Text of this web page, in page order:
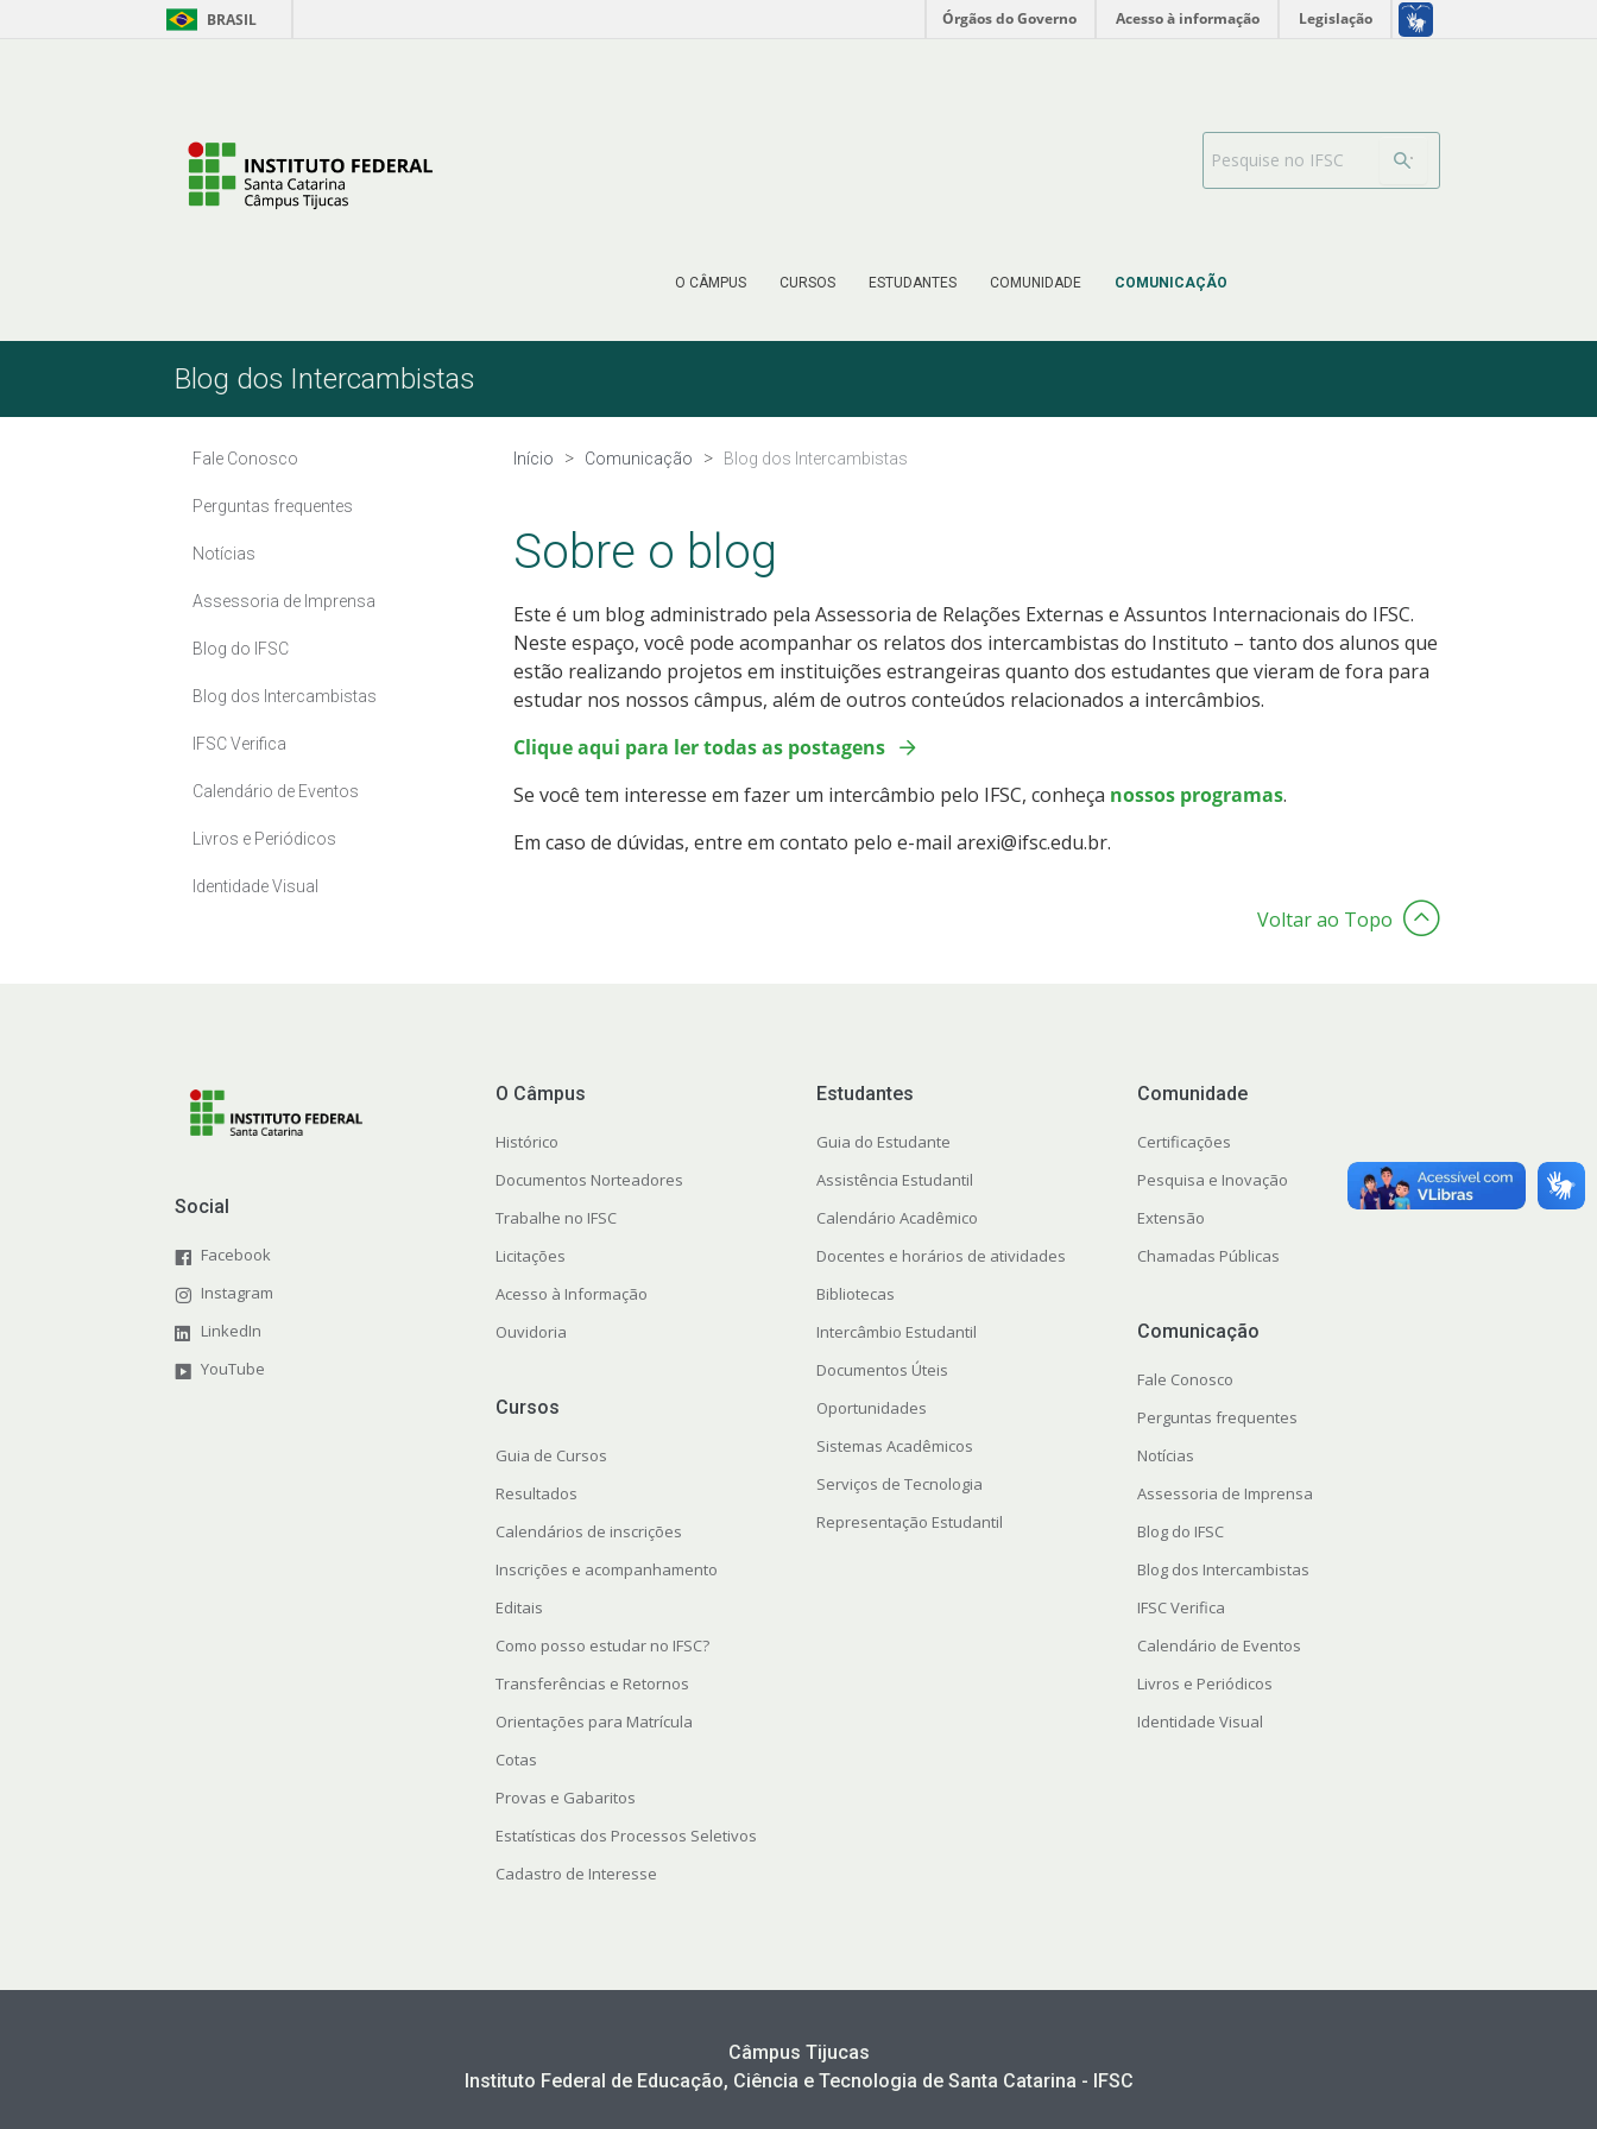
Pular para o Conteúdo BRASIL Órgãos do Governo Acesso à informação Legislação
O CÂMPUS CURSOS ESTUDANTES COMUNIDADE COMUNICAÇÃO
Barra de busca
Blog dos Intercambistas
Fale Conosco
Perguntas frequentes
Notícias
Assessoria de Imprensa
Blog do IFSC
Blog dos Intercambistas
IFSC Verifica
Calendário de Eventos
Livros e Periódicos
Identidade Visual
Início Comunicação Blog dos Intercambistas
Sobre o blog
Este é um blog administrado pela Assessoria de Relações Externas e Assuntos Internacionais do IFSC.
Neste espaço, você pode acompanhar os relatos dos intercambistas do Instituto – tanto dos alunos que
estão realizando projetos em instituições estrangeiras quanto dos estudantes que vieram de fora para
estudar nos nossos câmpus, além de outros conteúdos relacionados a intercâmbios.
Clique aqui para ler todas as postagens
Se você tem interesse em fazer um intercâmbio pelo IFSC, conheça nossos programas.
Em caso de dúvidas, entre em contato pelo e-mail arexi@ifsc.edu.br.
Voltar ao Topo
Social
Facebook
Instagram
LinkedIn
YouTube
O Câmpus
Histórico
Documentos Norteadores
Trabalhe no IFSC
Licitações
Acesso à Informação
Ouvidoria
Cursos
Guia de Cursos
Resultados
Calendários de inscrições
Inscrições e acompanhamento
Editais
Como posso estudar no IFSC?
Transferências e Retornos
Orientações para Matrícula
Cotas
Provas e Gabaritos
Estatísticas dos Processos Seletivos
Cadastro de Interesse
Estudantes
Guia do Estudante
Assistência Estudantil
Calendário Acadêmico
Docentes e horários de atividades
Bibliotecas
Intercâmbio Estudantil
Documentos Úteis
Oportunidades
Sistemas Acadêmicos
Serviços de Tecnologia
Representação Estudantil
Comunidade
Certificações
Pesquisa e Inovação
Extensão
Chamadas Públicas
Comunicação
Fale Conosco
Perguntas frequentes
Notícias
Assessoria de Imprensa
Blog do IFSC
Blog dos Intercambistas
IFSC Verifica
Calendário de Eventos
Livros e Periódicos
Identidade Visual
Câmpus Tijucas
Instituto Federal de Educação, Ciência e Tecnologia de Santa Catarina - IFSC